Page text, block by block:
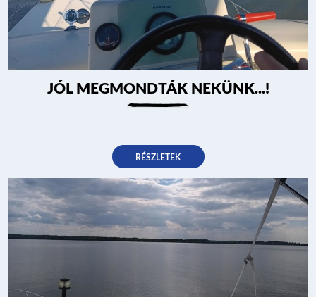
JÓL MEGMONDTÁK NEKÜNK...!
RÉSZLETEK